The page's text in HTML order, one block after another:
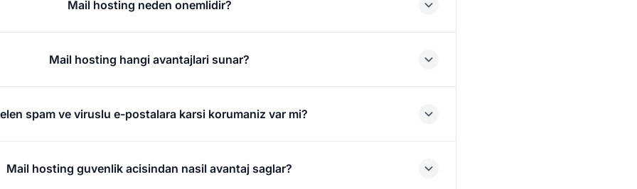
Mail hosting neden onemlidir?
Mail hosting hangi avantajlari sunar?
spam ve viruslu e-postalara karsi korumaniz var mi?
Mail hosting guvenlik acisindan nasil avantaj saglar?